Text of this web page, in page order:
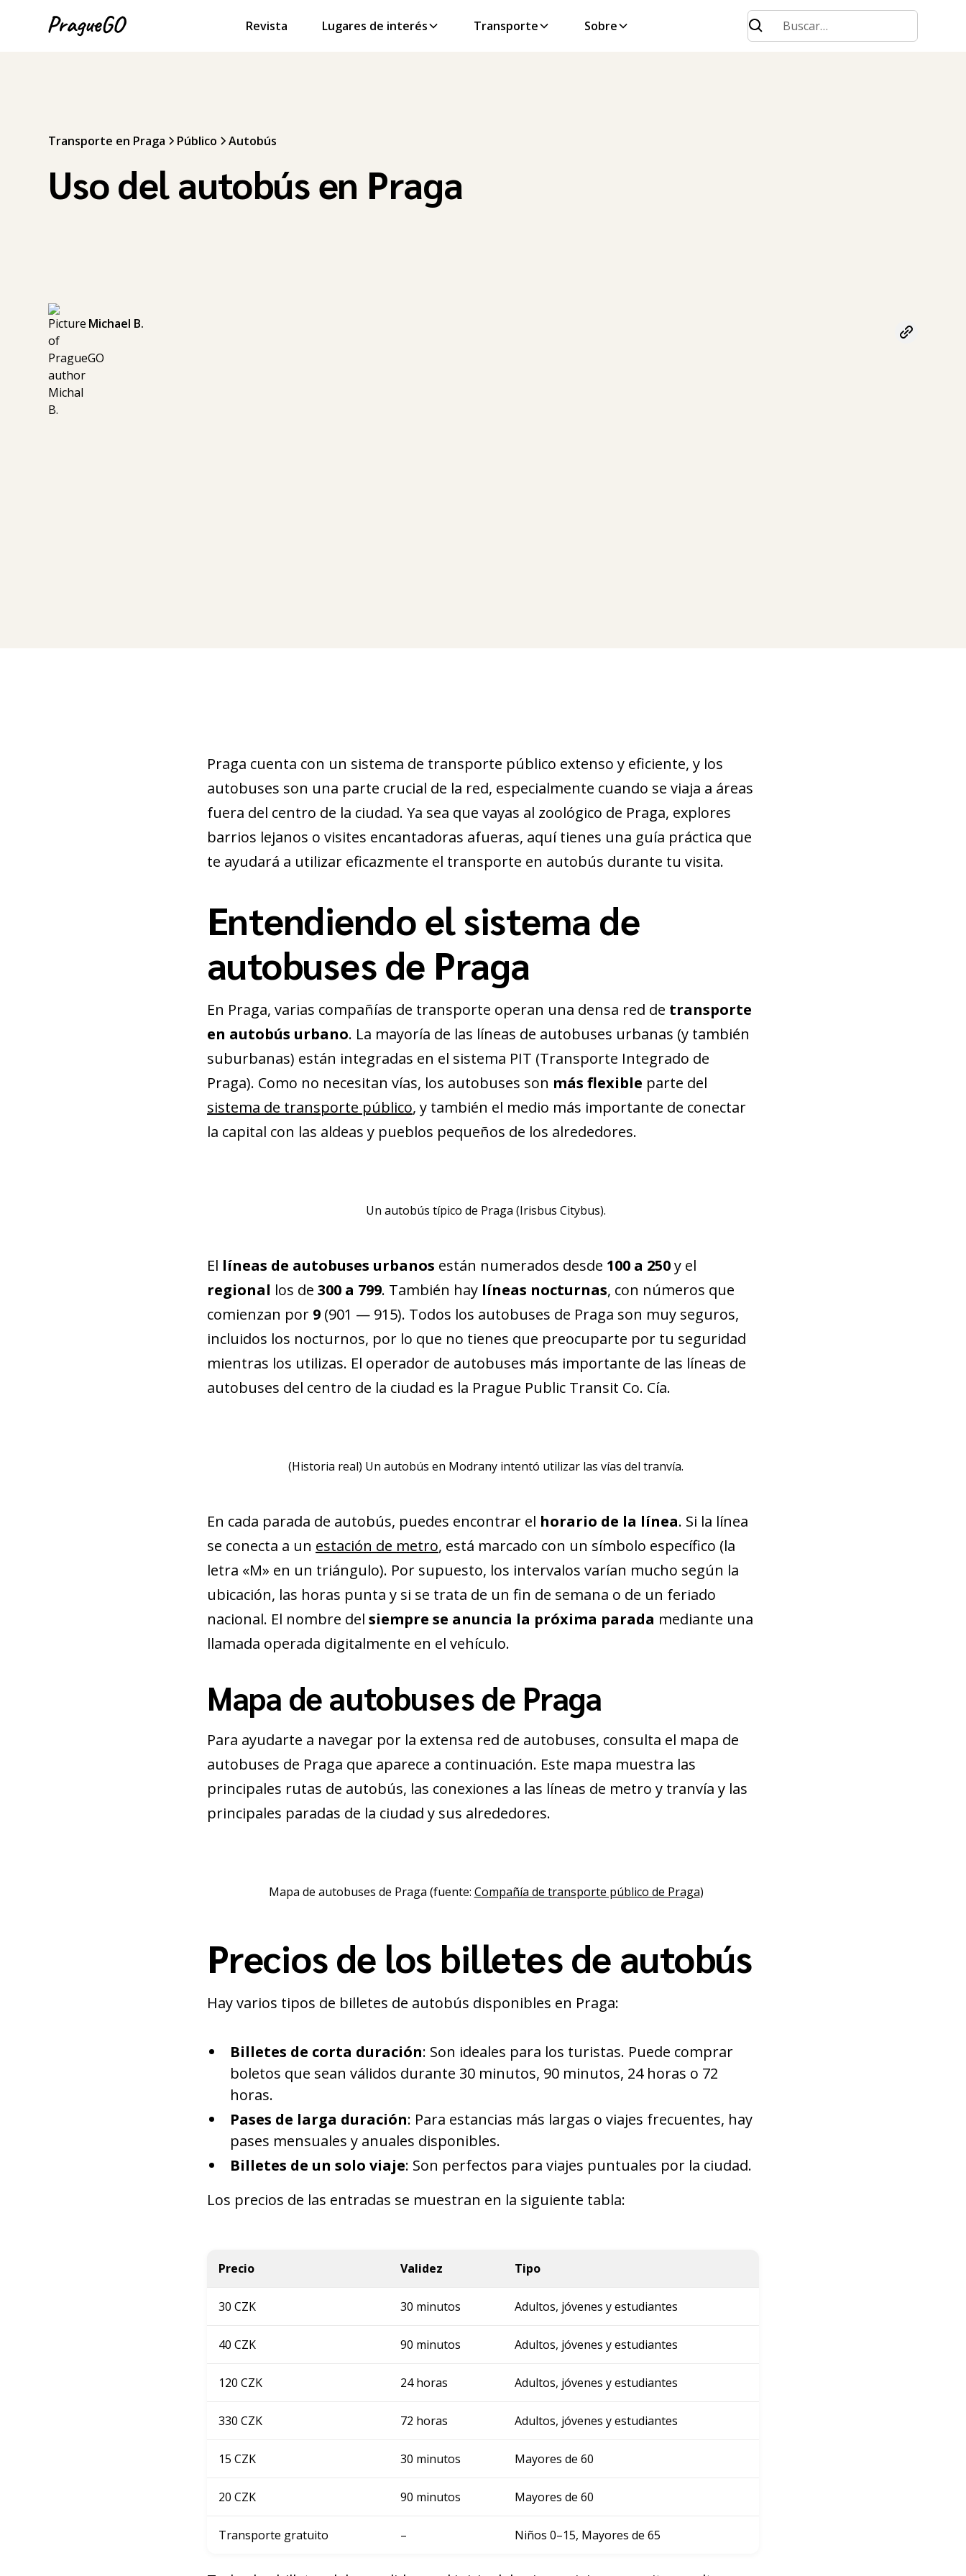
Revista Lugares de interés Transporte Sobre
Transporte en Praga Público Autobús
Uso del autobús en Praga
Michael B.
Praga cuenta con un sistema de transporte público extenso y eficiente, y los
autobuses son una parte crucial de la red, especialmente cuando se viaja a áreas
fuera del centro de la ciudad. Ya sea que vayas al zoológico de Praga, explores
barrios lejanos o visites encantadoras afueras, aquí tienes una guía práctica que
te ayudará a utilizar eficazmente el transporte en autobús durante tu visita.
Entendiendo el sistema de
autobuses de Praga
En Praga, varias compañías de transporte operan una densa red de transporte
en autobús urbano. La mayoría de las líneas de autobuses urbanas (y también
suburbanas) están integradas en el sistema PIT (Transporte Integrado de
Praga). Como no necesitan vías, los autobuses son más flexible parte del
sistema de transporte público, y también el medio más importante de conectar
la capital con las aldeas y pueblos pequeños de los alrededores.
Un autobús típico de Praga (Irisbus Citybus).
El líneas de autobuses urbanos están numerados desde 100 a 250y el
regional los de 300 a 799. También hay líneas nocturnas, con números que
comienzan por 9 (901 — 915). Todos los autobuses de Praga son muy seguros,
incluidos los nocturnos, por lo que no tienes que preocuparte por tu seguridad
mientras los utilizas. El operador de autobuses más importante de las líneas de
autobuses del centro de la ciudad es la Prague Public Transit Co. Cía.
(Historia real) Un autobús en Modrany intentó utilizar las vías del tranvía.
En cada parada de autobús, puedes encontrar el horario de la línea. Si la línea
se conecta a un estación de metro, está marcado con un símbolo específico (la
letra «M» en un triángulo). Por supuesto, los intervalos varían mucho según la
ubicación, las horas punta y si se trata de un fin de semana o de un feriado
nacional. El nombre del siempre se anuncia la próxima parada mediante una
llamada operada digitalmente en el vehículo.
Mapa de autobuses de Praga
Para ayudarte a navegar por la extensa red de autobuses, consulta el mapa de
autobuses de Praga que aparece a continuación. Este mapa muestra las
principales rutas de autobús, las conexiones a las líneas de metro y tranvía y las
principales paradas de la ciudad y sus alrededores.
Mapa de autobuses de Praga (fuente: Compañía de transporte público de Praga)
Precios de los billetes de autobús
Hay varios tipos de billetes de autobús disponibles en Praga:
Billetes de corta duración: Son ideales para los turistas. Puede comprar
boletos que sean válidos durante 30 minutos, 90 minutos, 24 horas o 72
horas.
Pases de larga duración: Para estancias más largas o viajes frecuentes, hay
pases mensuales y anuales disponibles.
Billetes de un solo viaje: Son perfectos para viajes puntuales por la ciudad.
Los precios de las entradas se muestran en la siguiente tabla:
Precio Validez Tipo
30 CZK 30 minutos Adultos, jóvenes y estudiantes
40 CZK 90 minutos Adultos, jóvenes y estudiantes
120 CZK 24 horas Adultos, jóvenes y estudiantes
330 CZK 72 horas Adultos, jóvenes y estudiantes
15 CZK 30 minutos Mayores de 60
20 CZK 90 minutos Mayores de 60
Transporte gratuito – Niños 0–15, Mayores de 65